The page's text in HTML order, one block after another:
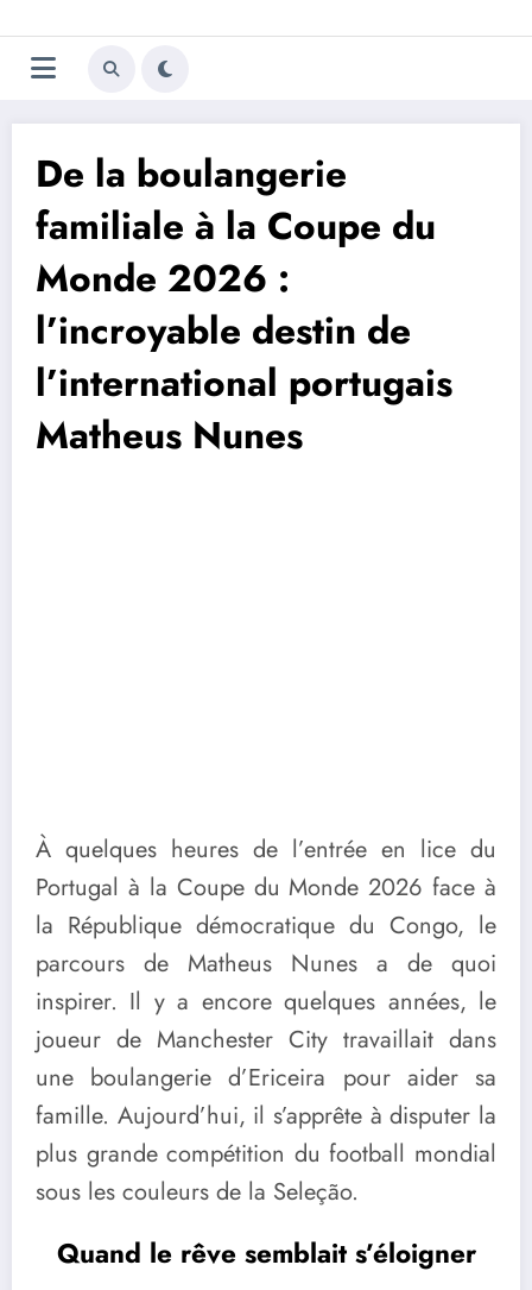
au
contenu
Trivela
L'actualité du football
De la boulangerie
familiale à la Coupe du
Monde 2026 :
l’incroyable destin de
l’international portugais
Matheus Nunes
À quelques heures de l’entrée en lice du
Portugal à la Coupe du Monde 2026 face à
la République démocratique du Congo, le
parcours de Matheus Nunes a de quoi
inspirer. Il y a encore quelques années, le
joueur de Manchester City travaillait dans
une boulangerie d’Ericeira pour aider sa
famille. Aujourd’hui, il s’apprête à disputer la
plus grande compétition du football mondial
sous les couleurs de la Seleção.
Quand le rêve semblait s’éloigner